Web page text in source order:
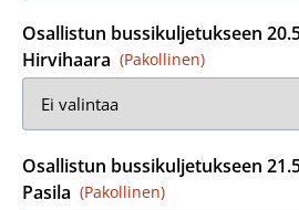
Osallistun bussikuljetukseen
Hirvihaara (Pakollinen)
Osallistun bussikuljetukseen
Pasila (Pakollinen)